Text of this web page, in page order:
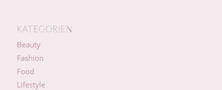
KATEGORIEN
Beauty
Fashion
Food
Lifestyle